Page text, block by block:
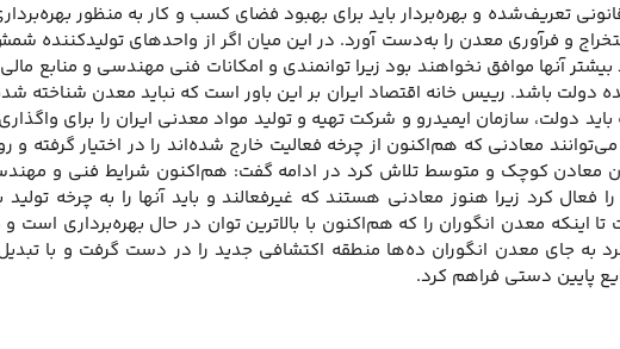
تعریف‌شده و بهره‌بردار باید برای بهبود فضای کسب و کار به منظور
و فرآوری معدن را به‌دست آورد. در این میان اگر از واحدهای تولیدکننده
آنها موافق نخواهند بود زیرا توانمندی و امکانات فنی مهندسی و منابع مالی
باشد. رییس خانه اقتصاد ایران بر این باور است که نباید معدن شناخته شده
دولت، سازمان ایمیدرو و شرکت تهیه و تولید مواد معدنی ایران را برای
معادنی که هم‌اکنون از چرخه فعالیت خارج شده‌اند را در اختیار گرفته و
معادن کوچک و متوسط تلاش کرد در ادامه گفت: هم‌اکنون شرایط فنی و
کرد زیرا هنوز معادنی هستند که غیرفعالند و باید آنها را به چرخه تولید
معدن انگوران را که هم‌اکنون با بالاترین توان در حال بهره‌برداری است و
به جای معدن انگوران ده‌ها منطقه اکتشافی جدید را در دست گرفت و با تبدیل
پایین دستی فراهم کرد.